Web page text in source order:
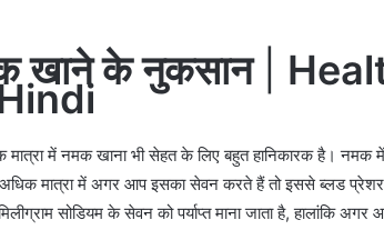
खाने के नुकसान|
मात्रा में नमक खाना भी सेहत के लिए बहुत हानिकारक है। नमक में
मात्रा में अगर आप इसका सेवन करते हैं तो इससे ब्लड
सोडियम के सेवन को पर्याप्त माना जाता है, हालांकि